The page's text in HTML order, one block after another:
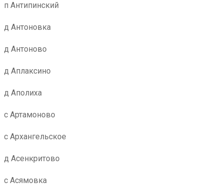
п Антипинский
д Антоновка
д Антоново
д Аплаксино
д Аполиха
с Артамоново
с Архангельское
д Асенкритово
с Асямовка